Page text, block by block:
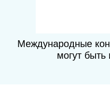
Международные
могут быть